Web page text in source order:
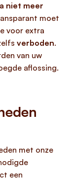
niet meer
moet
voor extra
verboden.
van uw
aflossing.
met onze
een